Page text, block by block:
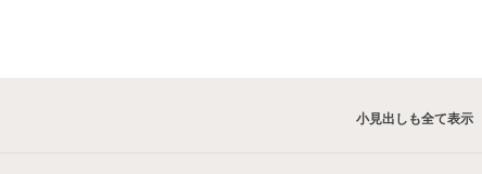
小見出しも全て表示